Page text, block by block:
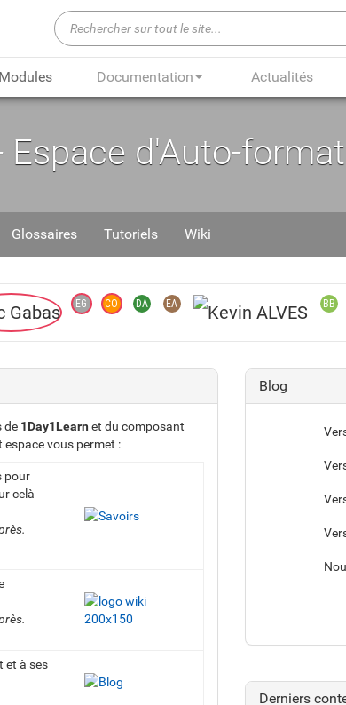
Modules Documentation Actualités
d'Auto-
Glossaires Tutoriels Wiki
EG CO DA EA BB
de 1Day1Learn et du composant
espace vous permet :
pour
celà
et à ses
Blog
Derniers